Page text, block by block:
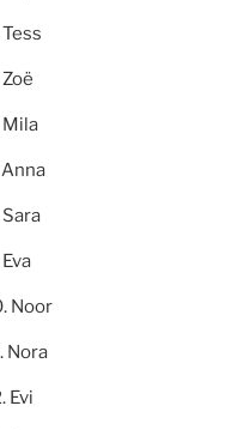
Tess
Zoë
Mila
Anna
Sara
Eva
Noor
Nora
Evi